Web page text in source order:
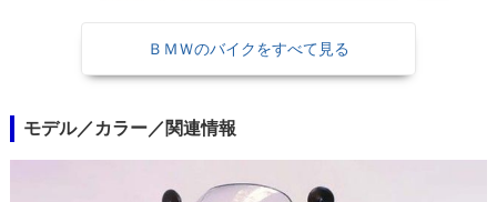
ＢＭＷのバイクをすべて見る
モデル／カラー／関連情報